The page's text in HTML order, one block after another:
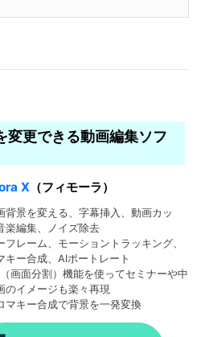
変更できる動画編集ソフ
X （フィモーラ）
景を変える、字幕挿入、動画カッ
楽編集、ノイズ除去
レーム、モーショントラッキング、
キー合成、AIポートレート
画面分割）機能を使ってセミナーや中
のイメージも楽々再現
キー合成で背景を一発変換